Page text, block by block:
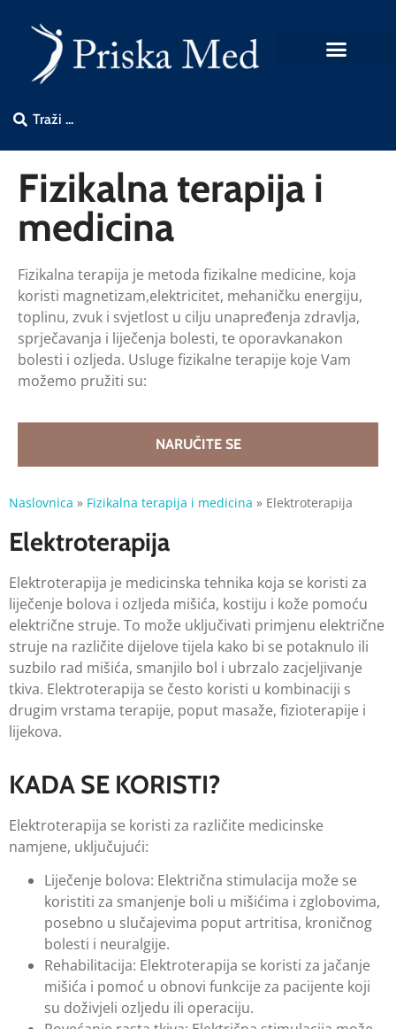
Fizikalna terapija i
medicina
Fizikalna terapija je metoda fizikalne medicine, koja
koristi magnetizam,elektricitet, mehaničku energiju,
toplinu, zvuk i svjetlost u cilju unapređenja zdravlja,
sprječavanja i liječenja bolesti, te oporavkanakon
bolesti i ozljeda. Usluge fizikalne terapije koje Vam
možemo pružiti su:
NARUČITE SE
Naslovnica » Fizikalna terapija i medicina » Elektroterapija
Elektroterapija
Elektroterapija je medicinska tehnika koja se koristi za
liječenje bolova i ozljeda mišića, kostiju i kože pomoću
električne struje. To može uključivati primjenu električne
struje na različite dijelove tijela kako bi se potaknulo ili
suzbilo rad mišića, smanjilo bol i ubrzalo zacjeljivanje
tkiva. Elektroterapija se često koristi u kombinaciji s
drugim vrstama terapije, poput masaže, fizioterapije i
lijekova.
KADA SE KORISTI?
Elektroterapija se koristi za različite medicinske
namjene, uključujući:
Liječenje bolova: Električna stimulacija može se
koristiti za smanjenje boli u mišićima i zglobovima,
posebno u slučajevima poput artritisa, kroničnog
bolesti i neuralgije.
Rehabilitacija: Elektroterapija se koristi za jačanje
mišića i pomoć u obnovi funkcije za pacijente koji
su doživjeli ozljedu ili operaciju.